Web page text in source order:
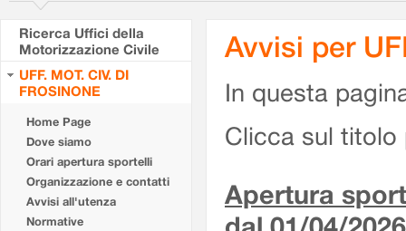
Ricerca Uffici della
Motorizzazione Civile
UFF. MOT. CIV. DI
FROSINONE
Home Page
Dove siamo
Orari apertura sportelli
Organizzazione e contatti
Avvisi all'utenza
Normative
Avvisi per
In questa
Clicca sul titolo
Apertura